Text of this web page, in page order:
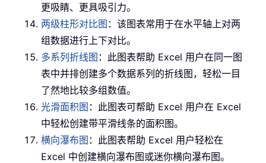
更吸睛、更具吸引力。
两级柱形对比图 ：该图表常用于在水平轴上对两
组数据进行上下对比。
多系列折线图 ：此图表帮助 Excel 用户在同一图
表中并排创建多个数据系列的折线图，轻松一目
了然地比较多组数值。
光滑面积图 ：此图表可帮助 Excel 用户在 Excel
中轻松创建带平滑线条的面积图。
横向瀑布图 ：此图表帮助 Excel 用户轻松在
Excel 中创建横向瀑布图或迷你横向瀑布图。